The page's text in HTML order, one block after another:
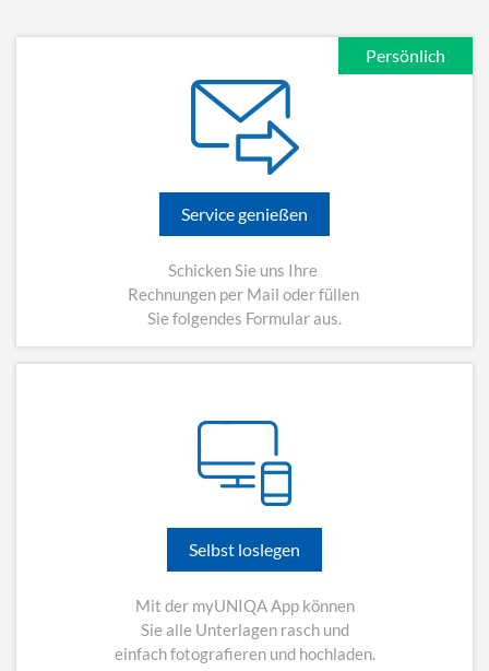
Persönlich
Service genießen
Schicken Sie uns Ihre
Rechnungen per Mail oder füllen
Sie folgendes Formular aus.
Selbst loslegen
Mit der myUNIQA App können
Sie alle Unterlagen rasch und
einfach fotografieren und hochladen.